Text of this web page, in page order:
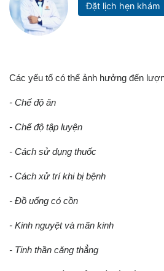
Đặt lịch hẹn khám
Các yếu tố có thể ảnh hưởng đến
- Chế độ ăn
- Chế độ tập luyện
- Cách sử dụng thuốc
- Cách xử trí khi bị bệnh
- Đồ uống có cồn
- Kinh nguyệt và mãn kinh
- Tinh thần căng thẳng